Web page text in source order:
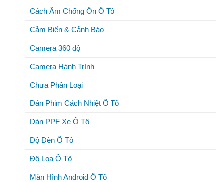
Cách Âm Chống Ồn Ô Tô
Cảm Biến & Cảnh Báo
Camera 360 độ
Camera Hành Trình
Chưa Phân Loại
Dán Phim Cách Nhiệt Ô Tô
Dán PPF Xe Ô Tô
Độ Đèn Ô Tô
Độ Loa Ô Tô
Màn Hình Android Ô Tô